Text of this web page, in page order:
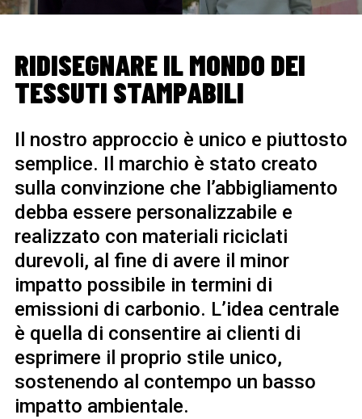
RIDISEGNARE IL MONDO DEI
TESSUTI STAMPABILI
Il nostro approccio è unico e piuttosto
semplice. Il marchio è stato creato
sulla convinzione che l’abbigliamento
debba essere personalizzabile e
realizzato con materiali riciclati
durevoli, al fine di avere il minor
impatto possibile in termini di
emissioni di carbonio. L’idea centrale
è quella di consentire ai clienti di
esprimere il proprio stile unico,
sostenendo al contempo un basso
impatto ambientale.